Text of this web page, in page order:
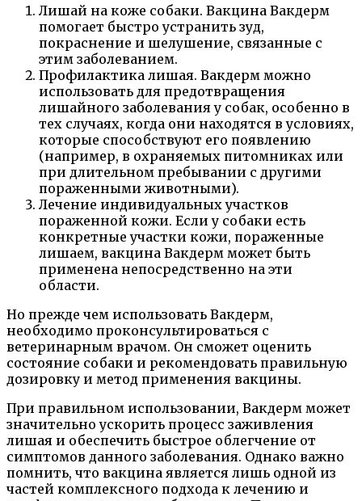
Лишай на коже собаки. Вакцина Вакдерм
помогает быстро устранить зуд,
покраснение и шелушение, связанные с
этим заболеванием.
Профилактика лишая. Вакдерм можно
использовать для предотвращения
лишайного заболевания у собак, особенно в
тех случаях, когда они находятся в условиях,
которые способствуют его появлению
(например, в охраняемых питомниках или
при длительном пребывании с другими
пораженными животными).
Лечение индивидуальных участков
пораженной кожи. Если у собаки есть
конкретные участки кожи, пораженные
лишаем, вакцина Вакдерм может быть
применена непосредственно на эти
области.
Но прежде чем использовать Вакдерм,
необходимо проконсультироваться с
ветеринарным врачом. Он сможет оценить
состояние собаки и рекомендовать правильную
дозировку и метод применения вакцины.
При правильном использовании, Вакдерм может
значительно ускорить процесс заживления
лишая и обеспечить быстрое облегчение от
симптомов данного заболевания. Однако важно
помнить, что вакцина является лишь одной из
частей комплексного подхода к лечению и